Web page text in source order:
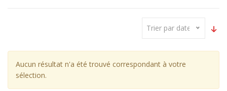
Trier par date
Aucun résultat n'a été trouvé correspondant à votre
sélection.